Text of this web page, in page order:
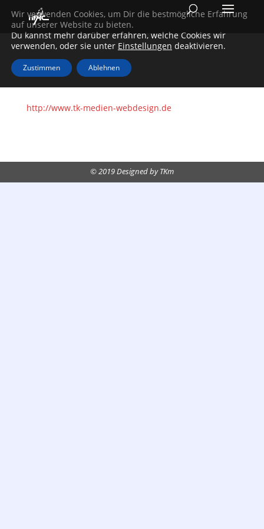
369 total views
http://www.tk-medien-webdesign.de
© 2019 Designed by TKm
Wir verwenden Cookies, um Dir die bestmögliche Erfahrung
auf unserer Website zu bieten.
Du kannst mehr darüber erfahren, welche Cookies wir
verwenden, oder sie unter Einstellungen deaktivieren.
Zustimmen Ablehnen